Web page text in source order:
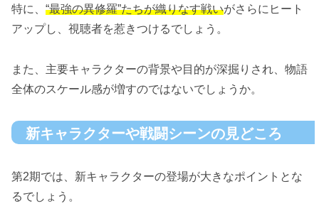
特に、 “最強の異修羅”たちが織りなす戦いがさらにヒート
アップし、視聴者を惹きつけるでしょう。
また、主要キャラクターの背景や目的が深掘りされ、物語
全体のスケール感が増すのではないでしょうか。
新キャラクターや戦闘シーンの見どころ
第2期では、新キャラクターの登場が大きなポイントとな
るでしょう。